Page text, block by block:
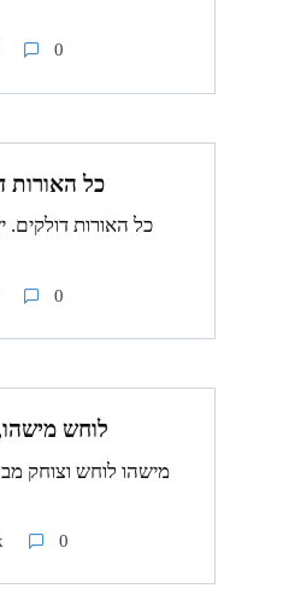
0
כל האורות
כל האורות דולקים.
0
לוחש
מישהו לוחש וצוחק
0